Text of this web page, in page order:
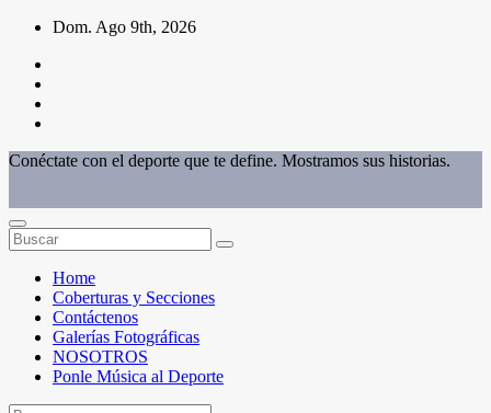
Saltar
contenido
Dom. Ago 9th, 2026
Conéctate con el deporte que te define. Mostramos sus historias.
Home
Coberturas y Secciones
Contáctenos
Galerías Fotográficas
NOSOTROS
Ponle Música al Deporte